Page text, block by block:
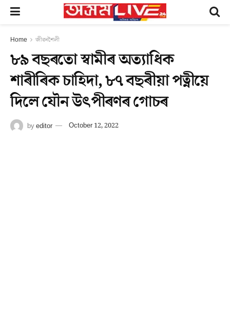
Home জীৱনশৈলী
৮৯ বছৰতো স্বামীৰ অত্যাধিক
শাৰীৰিক চাহিদা, ৮৭ বছৰীয়া পত্নীয়ে
দিলে যৌন উৎপীৰণৰ গোচৰ
byeditor October 12, 2022